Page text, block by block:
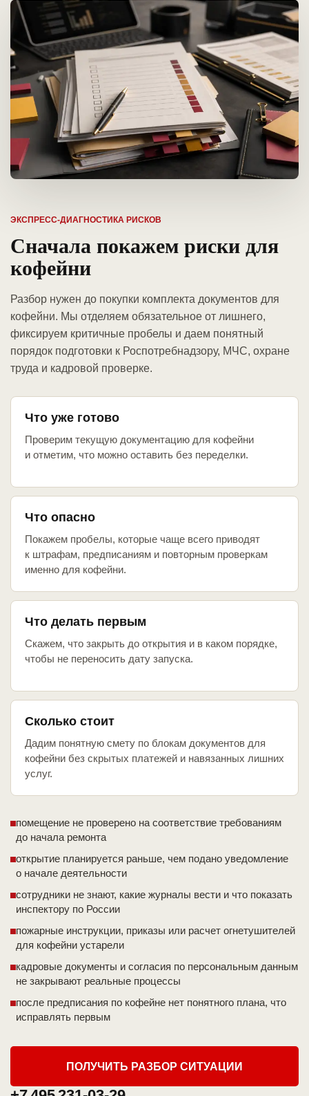
ЭКСПРЕСС-ДИАГНОСТИКА РИСКОВ
Сначала покажем риски для
кофейни
Разбор нужен до покупки комплекта документов для
кофейни. Мы отделяем обязательное от лишнего,
фиксируем критичные пробелы и даем понятный
порядок подготовки к Роспотребнадзору, МЧС, охране
труда и кадровой проверке.
Что уже готово
Проверим текущую документацию для кофейни
и отметим, что можно оставить без переделки.
Что опасно
Покажем пробелы, которые чаще всего приводят
к штрафам, предписаниям и повторным проверкам
именно для кофейни.
Что делать первым
Скажем, что закрыть до открытия и в каком порядке,
чтобы не переносить дату запуска.
Сколько стоит
Дадим понятную смету по блокам документов для
кофейни без скрытых платежей и навязанных лишних
услуг.
помещение не проверено на соответствие требованиям
до начала ремонта
открытие планируется раньше, чем подано уведомление
о начале деятельности
сотрудники не знают, какие журналы вести и что показать
инспектору по России
пожарные инструкции, приказы или расчет огнетушителей
для кофейни устарели
кадровые документы и согласия по персональным данным
не закрывают реальные процессы
после предписания по кофейне нет понятного плана, что
исправлять первым
ПОЛУЧИТЬ РАЗБОР СИТУАЦИИ